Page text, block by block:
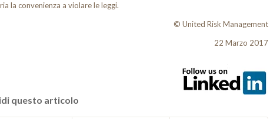
la convenienza a violare le leggi.
© United Risk Management
22 Marzo 2017
questo articolo